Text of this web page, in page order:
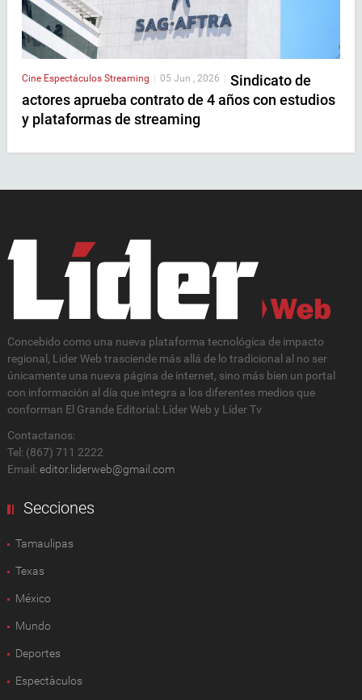
Cine Espectáculos Streaming 05 Jun , 2026
Sindicato de
actores aprueba contrato de 4 años con estudios
y plataformas de streaming
Concebido como una nueva plataforma tecnológica de impacto
regional, Lider Web trasciende más allá de lo tradicional al no ser
únicamente una nueva página de internet, sino más bien un portal
con información al día que integra a los diferentes medios que
conforman El Grande Editorial: Líder Web y Líder Tv
Contactanos:
Tel: (867) 711 2222
Email: editor.liderweb@gmail.com
Secciones
Tamaulipas
Texas
México
Mundo
Deportes
Espectàculos